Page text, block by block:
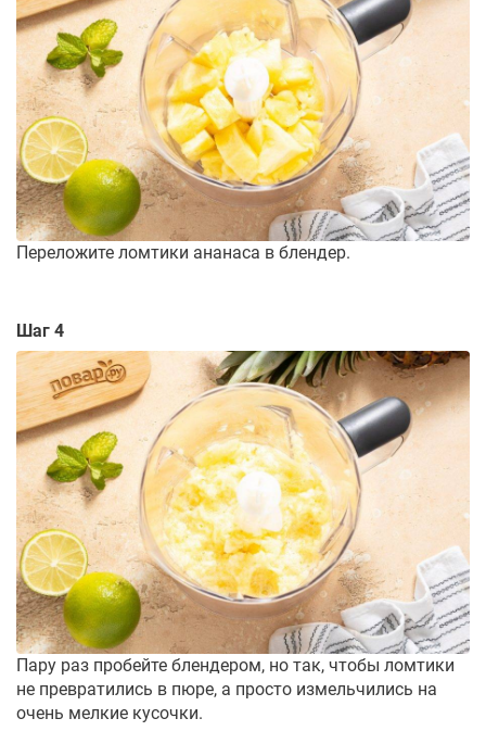
Переложите ломтики ананаса в блендер.
Шаг 4
Пару раз пробейте блендером, но так, чтобы ломтики
не превратились в пюре, а просто измельчились на
очень мелкие кусочки.